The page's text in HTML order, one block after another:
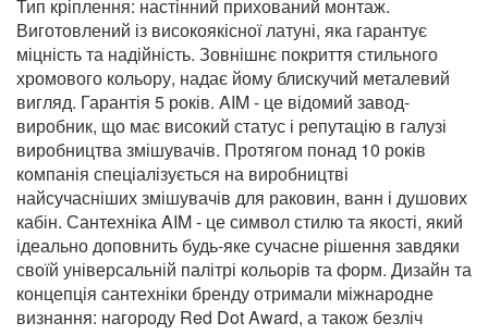
Тип кріплення: настінний прихований монтаж.
Виготовлений із високоякісної латуні, яка гарантує
міцність та надійність. Зовнішнє покриття стильного
хромового кольору, надає йому блискучий металевий
вигляд. Гарантія 5 років. AIM - це відомий завод-
виробник, що має високий статус і репутацію в галузі
виробництва змішувачів. Протягом понад 10 років
компанія спеціалізується на виробництві
найсучасніших змішувачів для раковин, ванн і душових
кабін. Сантехніка AIM - це символ стилю та якості, який
ідеально доповнить будь-яке сучасне рішення завдяки
своїй універсальній палітрі кольорів та форм. Дизайн та
концепція сантехніки бренду отримали міжнародне
визнання: нагороду Red Dot Award, а також безліч